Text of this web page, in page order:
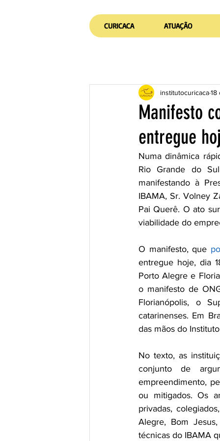
CURICACA ATUAÇÃO
Manifesto
entregue
institutocuricaca18
Numa dinâmica
Rio Grande do
manifestando à
IBAMA, Sr. Volney
Pai Querê. O ato
viabilidade do
O manifesto, que
entregue hoje, dia
Porto Alegre e
o manifesto de
Florianópolis, o
catarinenses. Em
das mãos do
No texto, as
conjunto de
empreendimento,
ou mitigados. Os
privadas,
Alegre, Bom
técnicas do IBAMA